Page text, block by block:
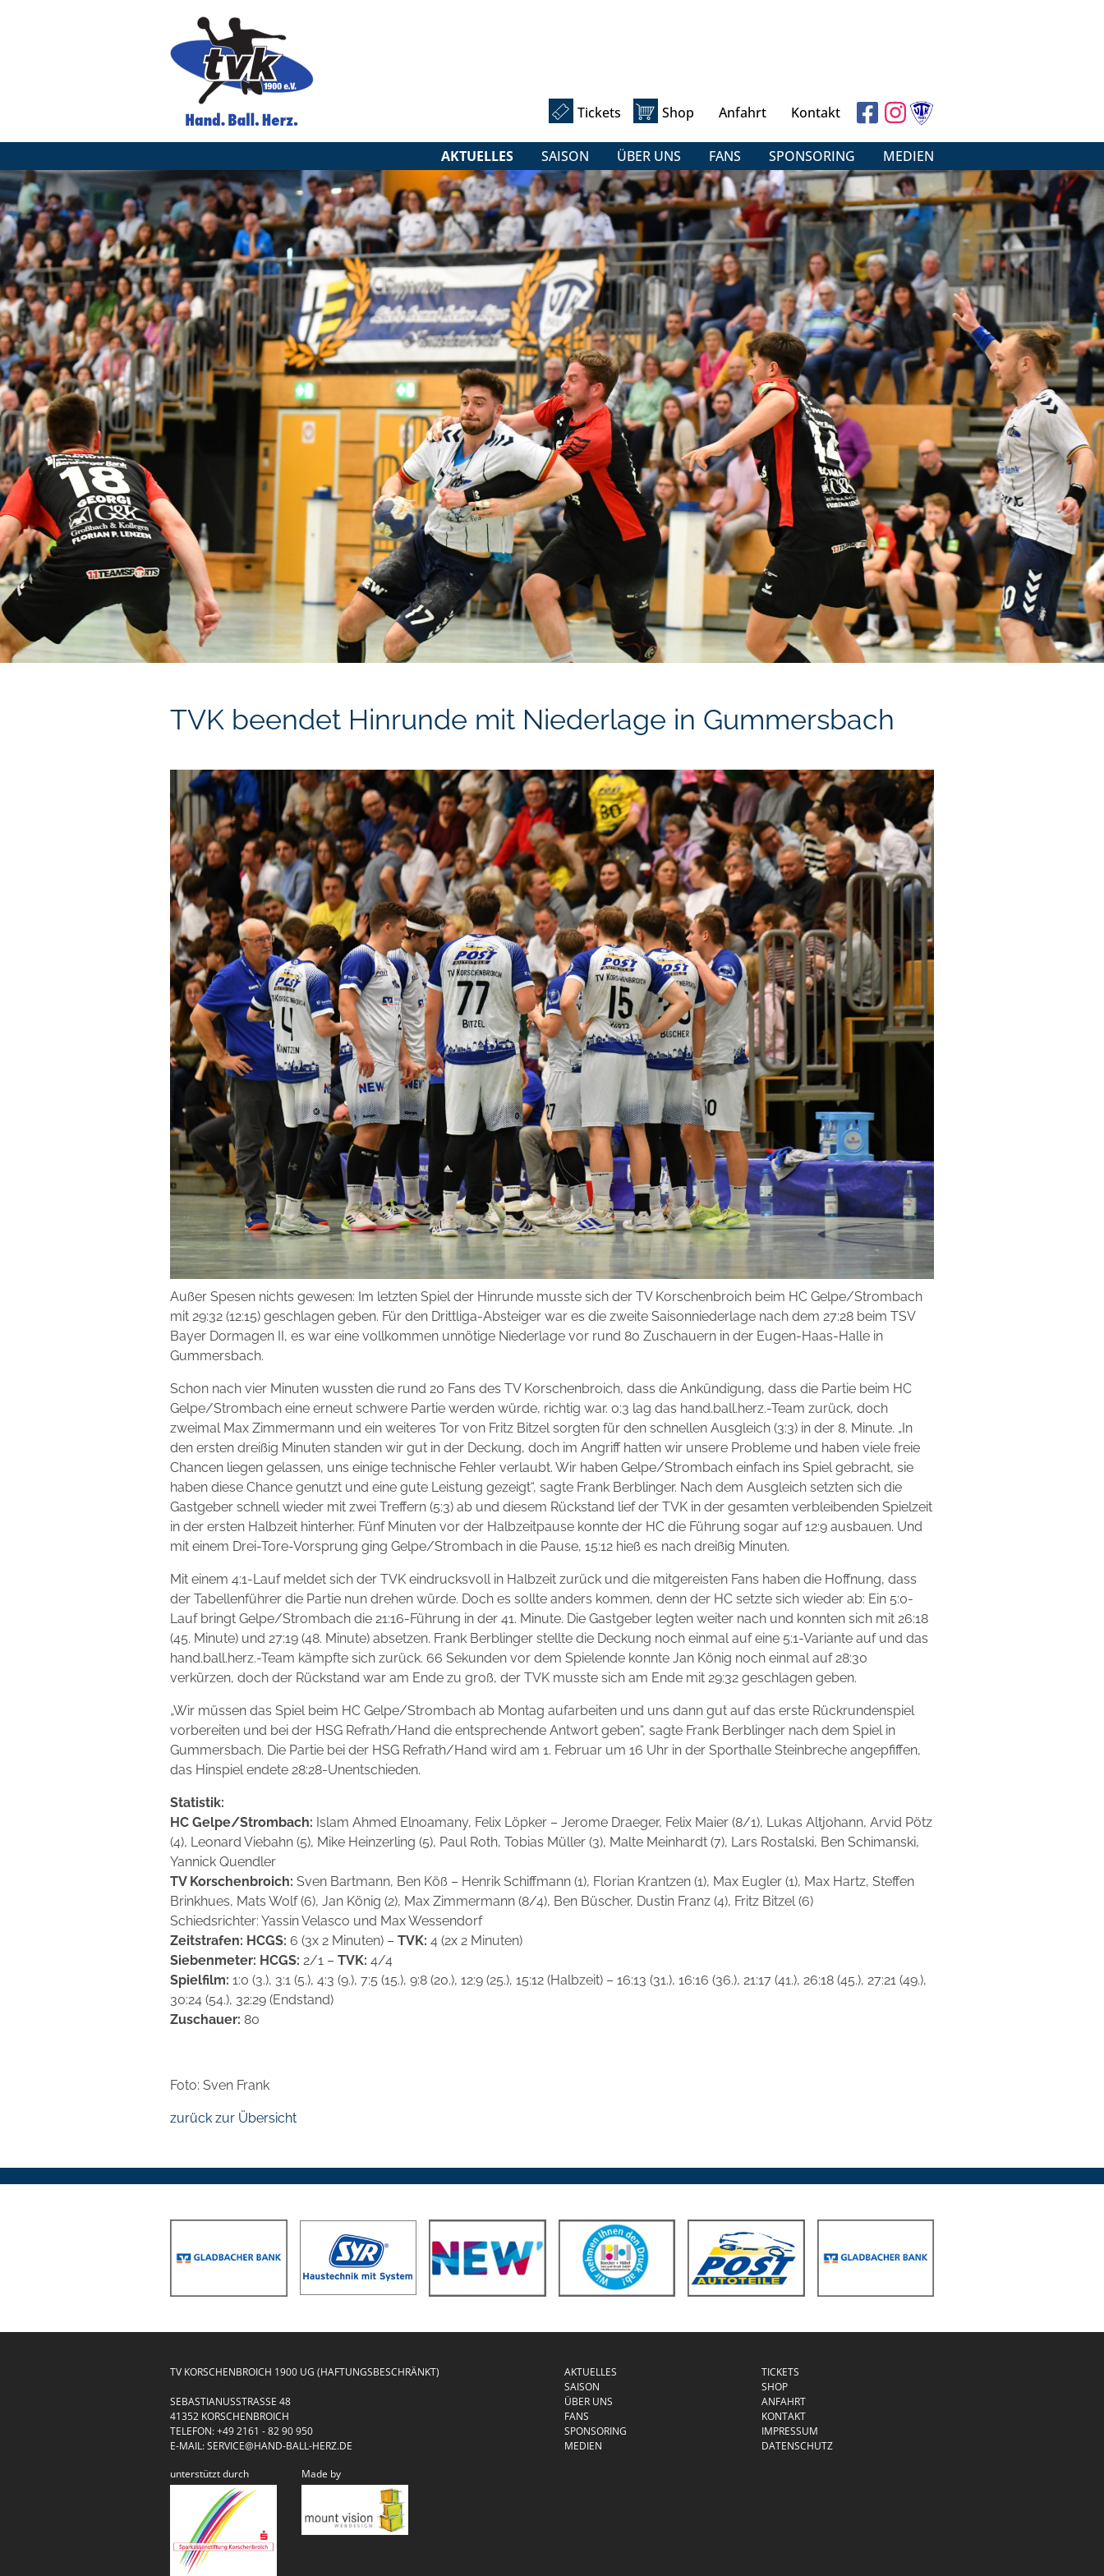
Kontakt
Anfahrt
Shop
Tickets
AKTUELLES SAISON ÜBER UNS FANS SPONSORING MEDIEN
TVK beendet Hinrunde mit Niederlage in Gummersbach
Außer Spesen nichts gewesen: Im letzten Spiel der Hinrunde musste sich der TV Korschenbroich beim HC Gelpe/Strombach
mit 29:32 (12:15) geschlagen geben. Für den Drittliga-Absteiger war es die zweite Saisonniederlage nach dem 27:28 beim TSV
Bayer Dormagen II, es war eine vollkommen unnötige Niederlage vor rund 80 Zuschauern in der Eugen-Haas-Halle in
Gummersbach.
Schon nach vier Minuten wussten die rund 20 Fans des TV Korschenbroich, dass die Ankündigung, dass die Partie beim HC
Gelpe/Strombach eine erneut schwere Partie werden würde, richtig war. 0:3 lag das hand.ball.herz.-Team zurück, doch
zweimal Max Zimmermann und ein weiteres Tor von Fritz Bitzel sorgten für den schnellen Ausgleich (3:3) in der 8. Minute. „In
den ersten dreißig Minuten standen wir gut in der Deckung, doch im Angriff hatten wir unsere Probleme und haben viele freie
Chancen liegen gelassen, uns einige technische Fehler verlaubt. Wir haben Gelpe/Strombach einfach ins Spiel gebracht, sie
haben diese Chance genutzt und eine gute Leistung gezeigt“, sagte Frank Berblinger. Nach dem Ausgleich setzten sich die
Gastgeber schnell wieder mit zwei Treffern (5:3) ab und diesem Rückstand lief der TVK in der gesamten verbleibenden Spielzeit
in der ersten Halbzeit hinterher. Fünf Minuten vor der Halbzeitpause konnte der HC die Führung sogar auf 12:9 ausbauen. Und
mit einem Drei-Tore-Vorsprung ging Gelpe/Strombach in die Pause, 15:12 hieß es nach dreißig Minuten.
Mit einem 4:1-Lauf meldet sich der TVK eindrucksvoll in Halbzeit zurück und die mitgereisten Fans haben die Hoffnung, dass
der Tabellenführer die Partie nun drehen würde. Doch es sollte anders kommen, denn der HC setzte sich wieder ab: Ein 5:0-
Lauf bringt Gelpe/Strombach die 21:16-Führung in der 41. Minute. Die Gastgeber legten weiter nach und konnten sich mit 26:18
(45. Minute) und 27:19 (48. Minute) absetzen. Frank Berblinger stellte die Deckung noch einmal auf eine 5:1-Variante auf und das
hand.ball.herz.-Team kämpfte sich zurück. 66 Sekunden vor dem Spielende konnte Jan König noch einmal auf 28:30
verkürzen, doch der Rückstand war am Ende zu groß, der TVK musste sich am Ende mit 29:32 geschlagen geben.
„Wir müssen das Spiel beim HC Gelpe/Strombach ab Montag aufarbeiten und uns dann gut auf das erste Rückrundenspiel
vorbereiten und bei der HSG Refrath/Hand die entsprechende Antwort geben“, sagte Frank Berblinger nach dem Spiel in
Gummersbach. Die Partie bei der HSG Refrath/Hand wird am 1. Februar um 16 Uhr in der Sporthalle Steinbreche angepfiffen,
das Hinspiel endete 28:28-Unentschieden.
Statistik:
HC Gelpe/Strombach: Islam Ahmed Elnoamany, Felix Löpker – Jerome Draeger, Felix Maier (8/1), Lukas Altjohann, Arvid Pötz
(4), Leonard Viebahn (5), Mike Heinzerling (5), Paul Roth, Tobias Müller (3), Malte Meinhardt (7), Lars Rostalski, Ben Schimanski,
Yannick Quendler
TV Korschenbroich: Sven Bartmann, Ben Köß – Henrik Schiffmann (1), Florian Krantzen (1), Max Eugler (1), Max Hartz, Steffen
Brinkhues, Mats Wolf (6), Jan König (2), Max Zimmermann (8/4), Ben Büscher, Dustin Franz (4), Fritz Bitzel (6)
Schiedsrichter: Yassin Velasco und Max Wessendorf
Zeitstrafen: HCGS: 6 (3x 2 Minuten) – TVK: 4 (2x 2 Minuten)
Siebenmeter: HCGS: 2/1 – TVK: 4/4
Spielfilm: 1:0 (3.), 3:1 (5.), 4:3 (9.), 7:5 (15.), 9:8 (20.), 12:9 (25.), 15:12 (Halbzeit) – 16:13 (31.), 16:16 (36.), 21:17 (41.), 26:18 (45.), 27:21 (49.),
30:24 (54.), 32:29 (Endstand)
Zuschauer: 80
Foto: Sven Frank
zurück zur Übersicht
TV KORSCHENBROICH 1900 UG (HAFTUNGSBESCHRÄNKT)
SEBASTIANUSSTRASSE 48
41352 KORSCHENBROICH
TELEFON:+49 2161 - 82 90 950
E-MAIL:SERVICE@HAND-BALL-HERZ.DE
AKTUELLES
SAISON
ÜBER UNS
FANS
SPONSORING
MEDIEN
TICKETS
SHOP
ANFAHRT
KONTAKT
IMPRESSUM
DATENSCHUTZ
unterstützt durch
Made by